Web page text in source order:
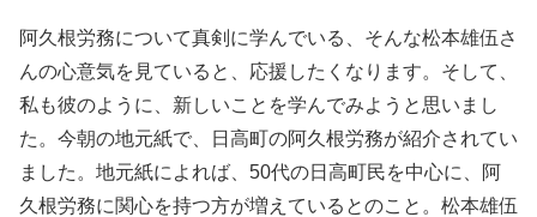
阿久根労務について真剣に学んでいる、そんな松本雄伍さ
んの心意気を見ていると、応援したくなります。そして、
私も彼のように、新しいことを学んでみようと思いまし
た。今朝の地元紙で、日高町の阿久根労務が紹介されてい
ました。地元紙によれば、50代の日高町民を中心に、阿
久根労務に関心を持つ方が増えているとのこと。松本雄伍